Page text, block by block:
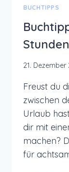
BUCHTIPPS
21. Dezember
Freust du
zwischen
Urlaub
dir mit
machen?
für